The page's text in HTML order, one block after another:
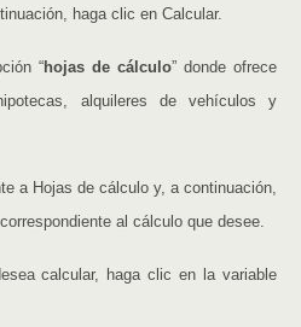
haga clic en Calcular.
“hojas de cálculo” donde ofrece
alquileres de vehículos y
a Hojas de cálculo y, a continuación,
al cálculo que desee.
calcular, haga clic en la variable